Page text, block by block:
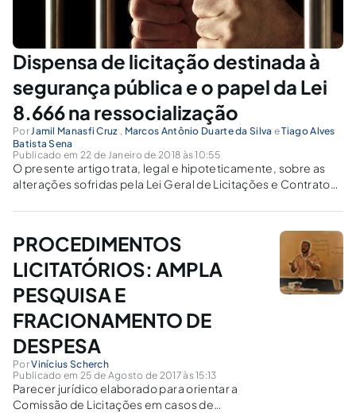
Dispensa de licitação destinada à
segurança pública e o papel da Lei
8.666 na ressocialização
PorJamil Manasfi Cruz , Marcos Antônio Duarte da Silva eTiago Alves
Batista Sena
Publicado em 22 de Janeiro de 2018 às 10:55
O presente artigo trata, legal e hipoteticamente, sobre as
alterações sofridas pela Lei Geral de Licitações e Contratos
nº 13.500/17.
PROCEDIMENTOS
LICITATÓRIOS: AMPLA
PESQUISA E
FRACIONAMENTO DE
DESPESA
PorVinícius Scherch
Publicado em 25 de Agosto de 2017 às 15:13
Parecer jurídico elaborado para orientar a
Comissão de Licitações em casos de